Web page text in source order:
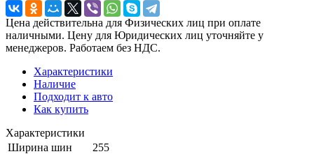
Цена действительна для Физических лиц при оплате
наличными. Цену для Юридических лиц уточняйте у
менеджеров. Работаем без НДС.
Характеристики
Наличие
Подходит к авто
Как купить
Характеристики
Ширина шин
255